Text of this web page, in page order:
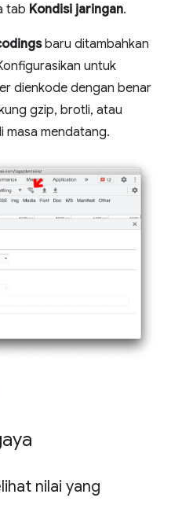
tab Kondisi jaringan.
baru ditambahkan
untuk
dienkode dengan benar
gzip, brotli, atau
masa mendatang.
nilai yang